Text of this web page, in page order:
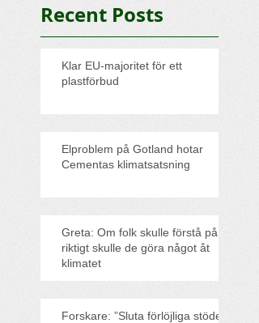
Recent Posts
Klar EU-majoritet för ett
plastförbud
Elproblem på Gotland hotar
Cementas klimatsatsning
Greta: Om folk skulle förstå på
riktigt skulle de göra något åt
klimatet
Forskare: ”Sluta förlöjliga stödet